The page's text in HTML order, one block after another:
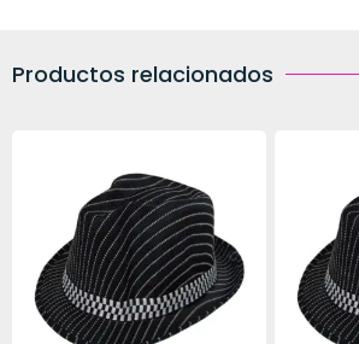
Productos relacionados